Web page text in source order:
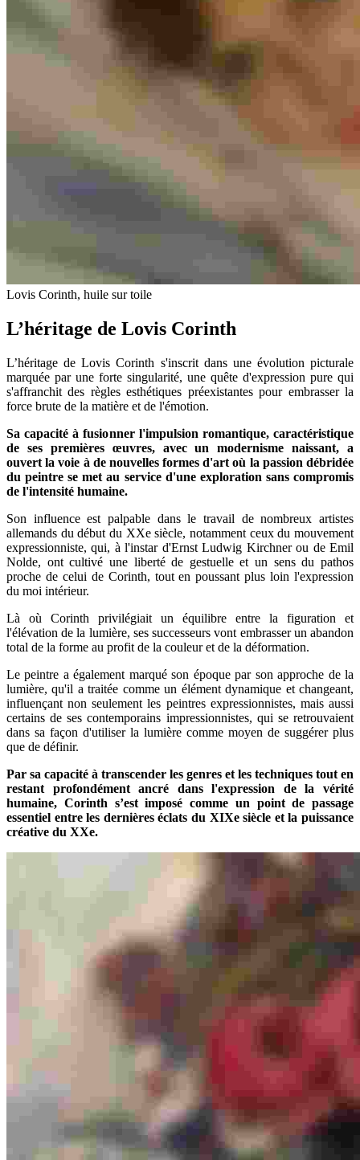
Lovis Corinth, huile sur toile
L’héritage de Lovis Corinth
L’héritage de Lovis Corinth s'inscrit dans une évolution picturale
marquée par une forte singularité, une quête d'expression pure qui
s'affranchit des règles esthétiques préexistantes pour embrasser la
force brute de la matière et de l'émotion.
Sa capacité à fusionner l'impulsion romantique, caractéristique
de ses premières œuvres, avec un modernisme naissant, a
ouvert la voie à de nouvelles formes d'art où la passion débridée
du peintre se met au service d'une exploration sans compromis
de l'intensité humaine.
Son influence est palpable dans le travail de nombreux artistes
allemands du début du XXe siècle, notamment ceux du mouvement
expressionniste, qui, à l'instar d'Ernst Ludwig Kirchner ou de Emil
Nolde, ont cultivé une liberté de gestuelle et un sens du pathos
proche de celui de Corinth, tout en poussant plus loin l'expression
du moi intérieur.
Là où Corinth privilégiait un équilibre entre la figuration et
l'élévation de la lumière, ses successeurs vont embrasser un abandon
total de la forme au profit de la couleur et de la déformation.
Le peintre a également marqué son époque par son approche de la
lumière, qu'il a traitée comme un élément dynamique et changeant,
influençant non seulement les peintres expressionnistes, mais aussi
certains de ses contemporains impressionnistes, qui se retrouvaient
dans sa façon d'utiliser la lumière comme moyen de suggérer plus
que de définir.
Par sa capacité à transcender les genres et les techniques tout en
restant profondément ancré dans l'expression de la vérité
humaine, Corinth s’est imposé comme un point de passage
essentiel entre les dernières éclats du XIXe siècle et la puissance
créative du XXe.